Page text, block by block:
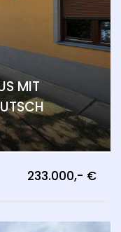
MIT
233.000,- €